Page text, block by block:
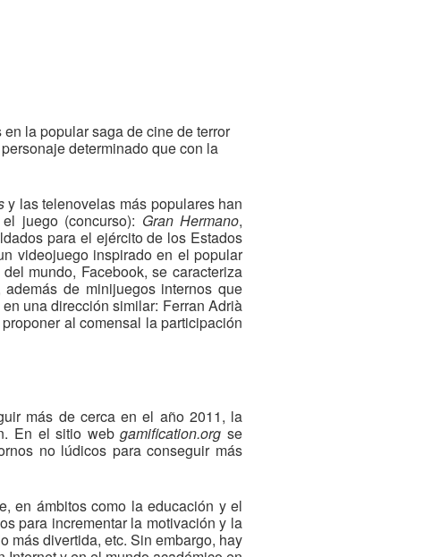
la popular saga de cine de terror
determinado que con la
y las telenovelas más populares han
juego (concurso): Gran Hermano,
para el ejército de los Estados
videojuego inspirado en el popular
mundo, Facebook, se caracteriza
además de minijuegos internos que
una dirección similar: Ferran Adrià
al comensal la participación
más de cerca en el año 2011, la
En el sitio webgamification.org se
no lúdicos para conseguir más
en ámbitos como la educación y el
para incrementar la motivación y la
más divertida, etc. Sin embargo, hay